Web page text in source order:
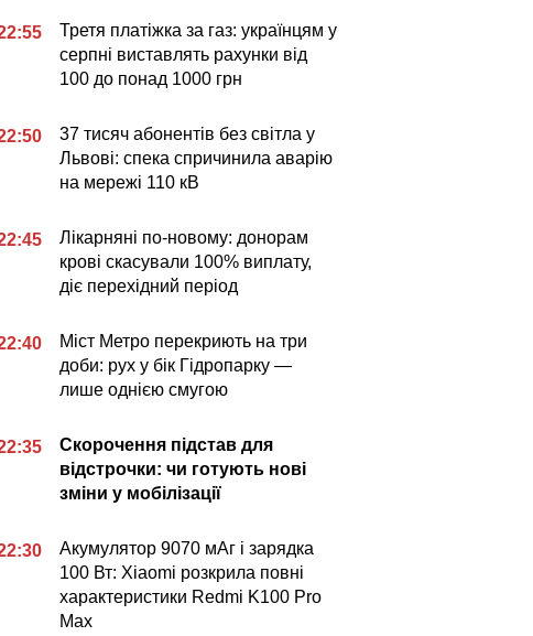
Третя платіжка за газ: українцям у
серпні виставлять рахунки від
100 до понад 1000 грн
37 тисяч абонентів без світла у
Львові: спека спричинила аварію
на мережі 110 кВ
Лікарняні по-новому: донорам
крові скасували 100% виплату,
діє перехідний період
Міст Метро перекриють на три
доби: рух у бік Гідропарку —
лише однією смугою
Скорочення підстав для
відстрочки: чи готують нові
зміни у мобілізації
Акумулятор 9070 мАг і зарядка
100 Вт: Xiaomi розкрила повні
характеристики Redmi K100 Pro
Max